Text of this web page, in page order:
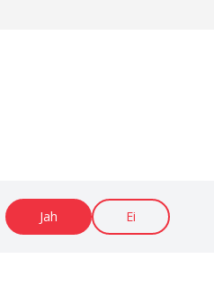
Jah Ei